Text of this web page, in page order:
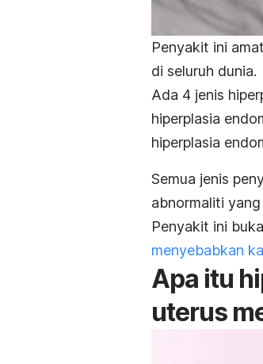
Penyakit ini
di seluruh dunia.
Ada 4 jenis
hiperplasia
hiperplasia
Semua jenis
abnormaliti yang
Penyakit ini
menyebabkan
Apa itu
uterus